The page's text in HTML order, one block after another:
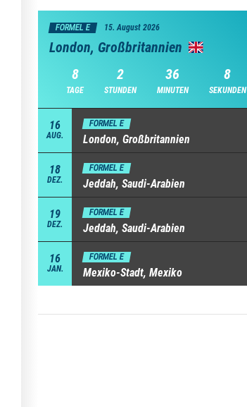
FORMEL E 15. August 2026
London, Großbritannien
8
TAGE
2
STUNDEN
36
MINUTEN
8
SEKUNDEN
16
AUG.
FORMEL E
London, Großbritannien
18
DEZ.
FORMEL E
Jeddah, Saudi-Arabien
19
DEZ.
FORMEL E
Jeddah, Saudi-Arabien
16
JAN.
FORMEL E
Mexiko-Stadt, Mexiko